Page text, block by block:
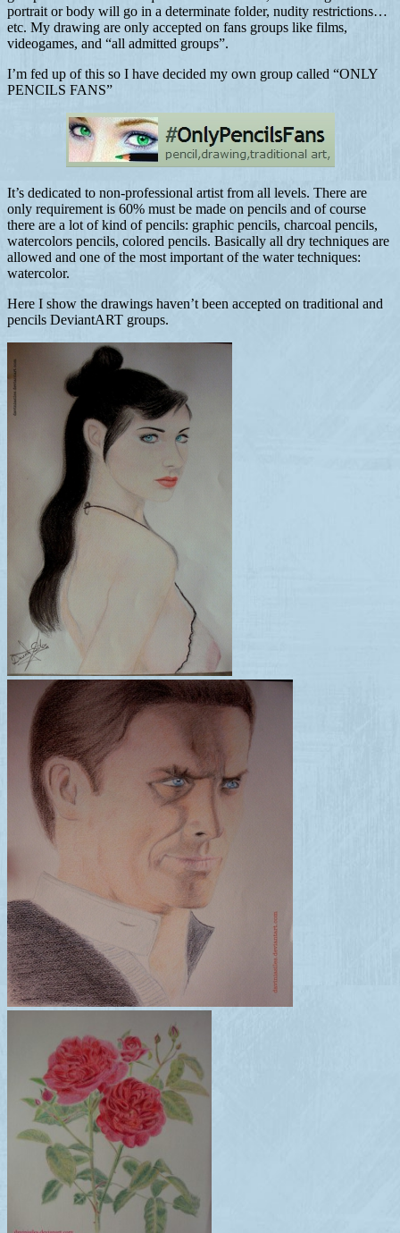
portrait or body will go in a determinate folder, nudity restrictions…
etc. My drawing are only accepted on fans groups like films,
videogames, and “all admitted groups”.
I’m fed up of this so I have decided my own group called “ONLY
PENCILS FANS”
It’s dedicated to non-professional artist from all levels. There are
only requirement is 60% must be made on pencils and of course
there are a lot of kind of pencils: graphic pencils, charcoal pencils,
watercolors pencils, colored pencils. Basically all dry techniques are
allowed and one of the most important of the water techniques:
watercolor.
Here I show the drawings haven’t been accepted on traditional and
pencils DeviantART groups.